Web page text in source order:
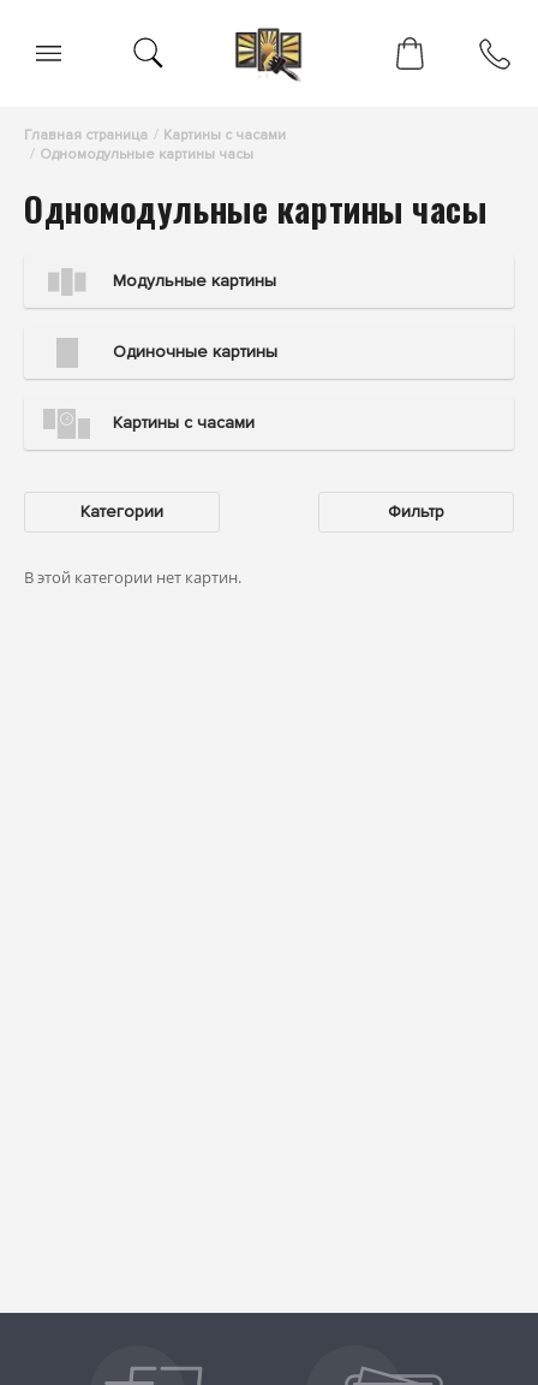
Главная страница
Картины с часами
Одномодульные картины часы
Одномодульные картины часы
Модульные картины
Одиночные картины
Картины с часами
Категории Фильтр
В этой категории нет картин.